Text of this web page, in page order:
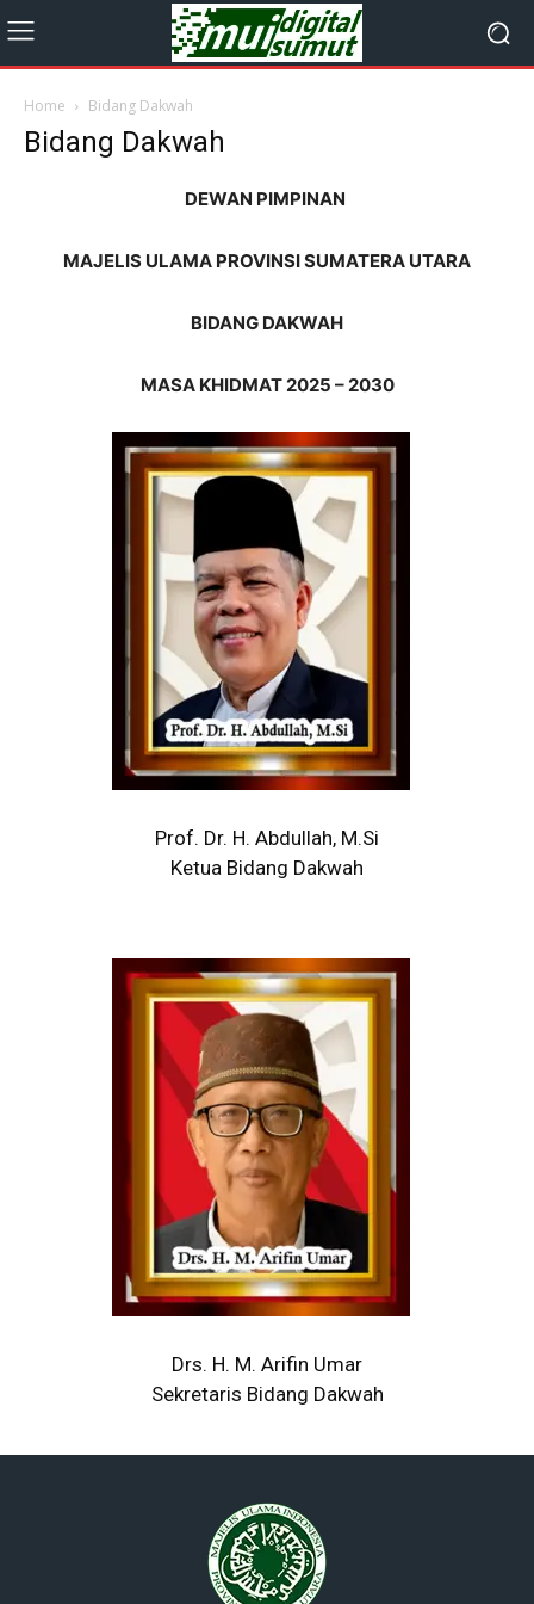
Home Bidang Dakwah
Bidang Dakwah
DEWAN PIMPINAN
MAJELIS ULAMA PROVINSI SUMATERA UTARA
BIDANG DAKWAH
MASA KHIDMAT 2025 – 2030
Prof. Dr. H. Abdullah, M.Si
Ketua Bidang Dakwah
Drs. H. M. Arifin Umar
Sekretaris Bidang Dakwah